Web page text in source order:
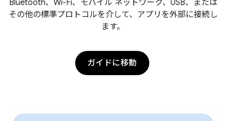
Bluetooth、Wi-Fi、モバイル ネットワーク、USB、または
その他の標準プロトコルを介して、アプリを外部に接続し
ます。
ガイドに移動